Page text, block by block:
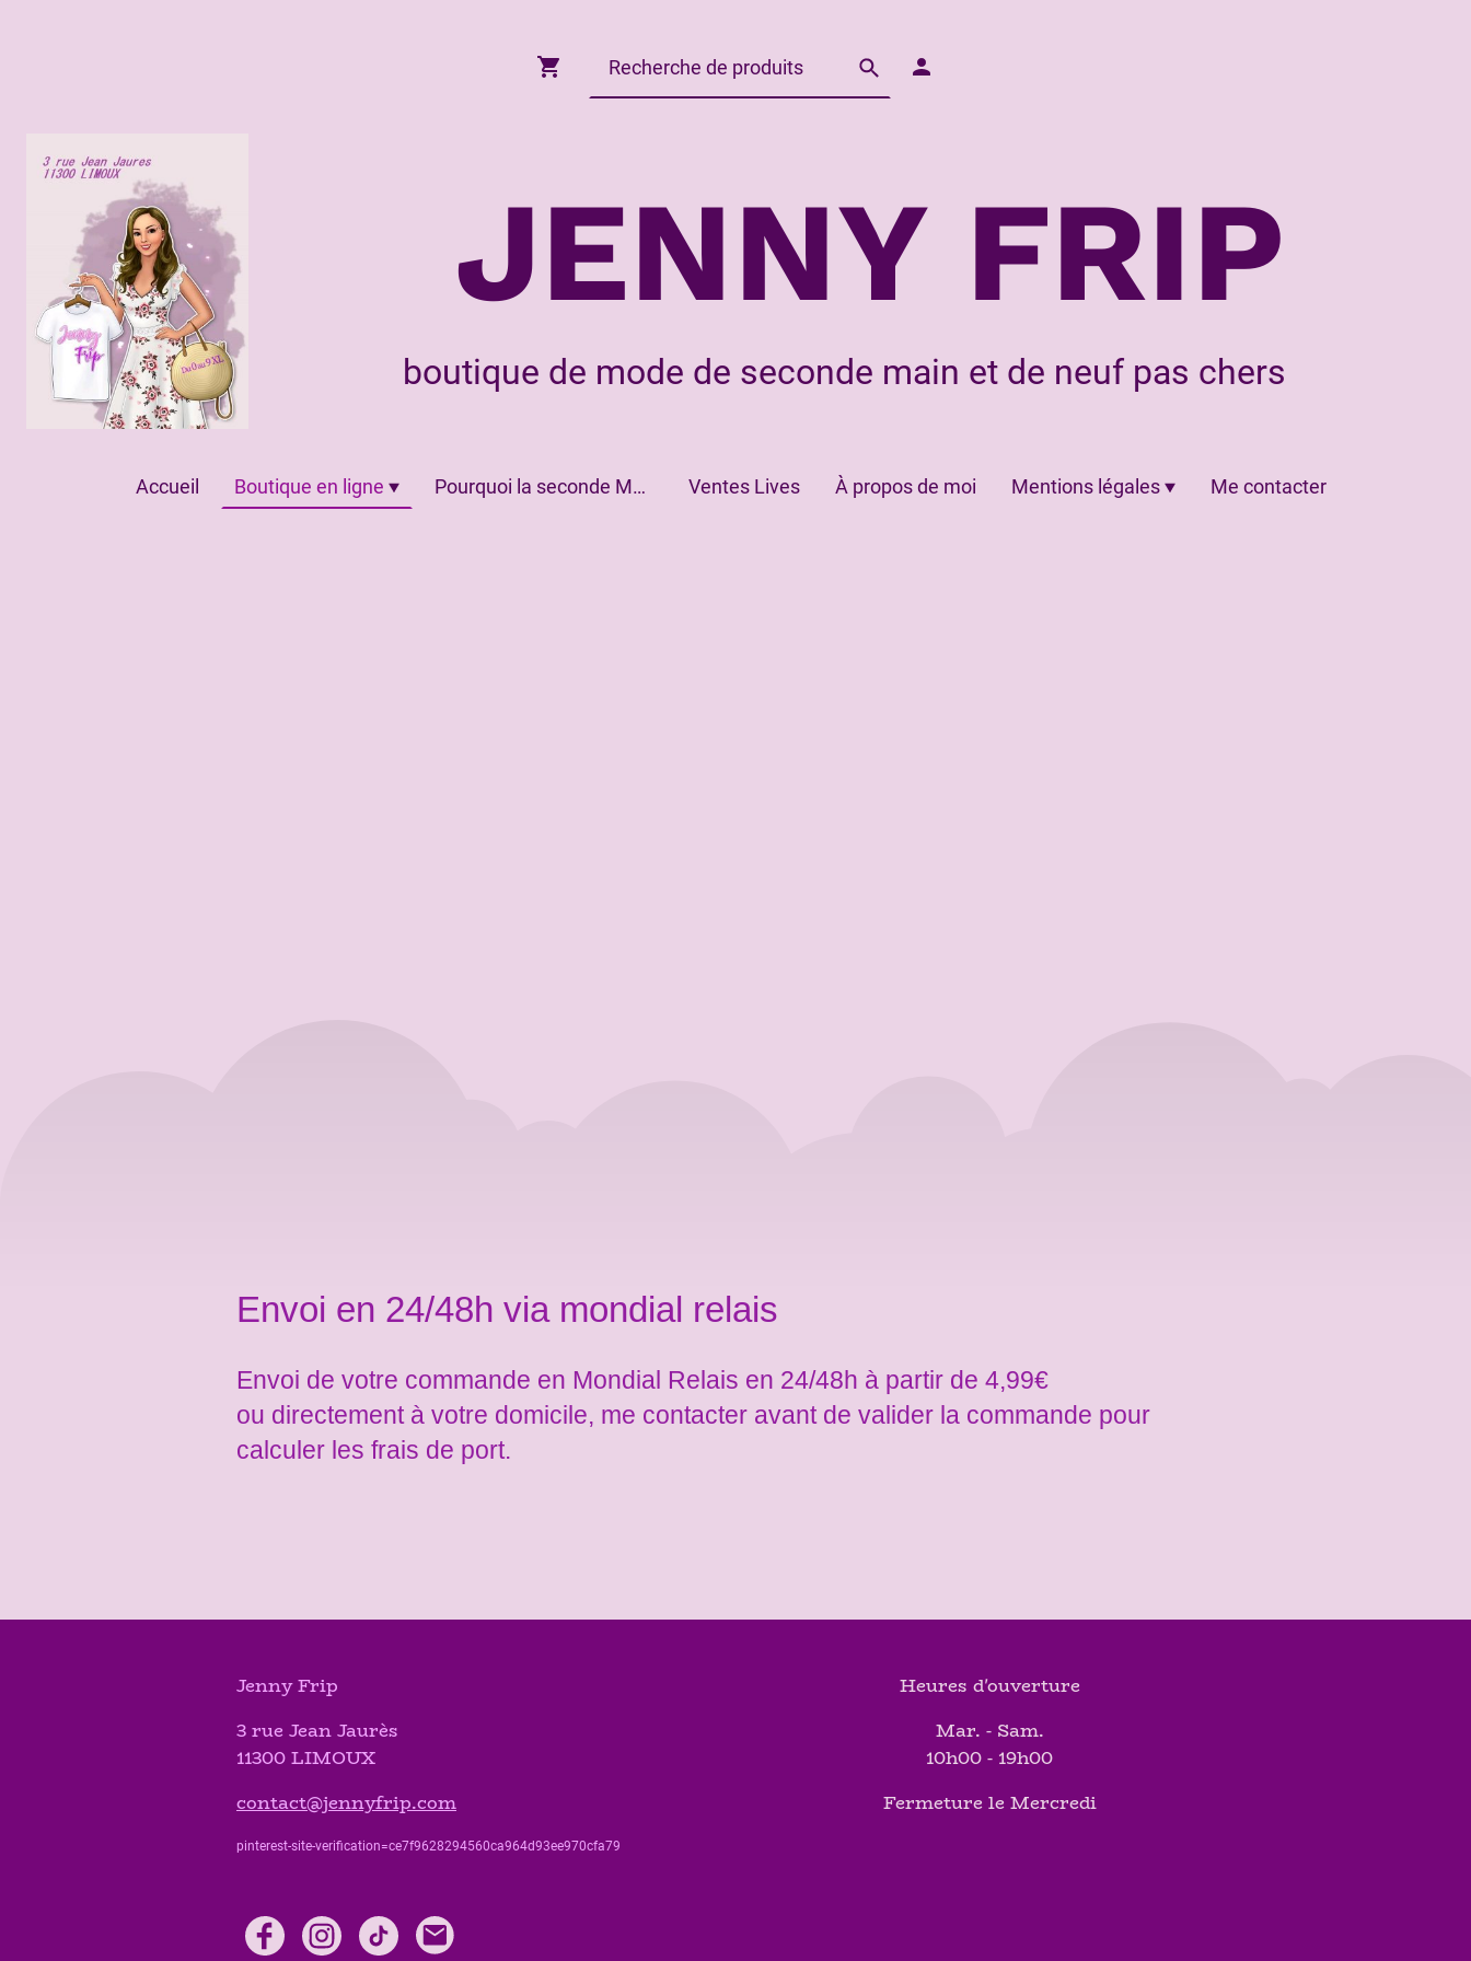
JENNY FRIP
boutique de mode de seconde main et de neuf pas chers
Accueil Boutique en ligne Pourquoi la seconde Main? Ventes Lives À propos de moi Mentions légales Me contacter
Envoi en 24/48h via mondial relais
Envoi de votre commande en Mondial Relais en 24/48h à partir de 4,99€
ou directement à votre domicile, me contacter avant de valider la commande pour
calculer les frais de port.
Jenny Frip
3 rue Jean Jaurès
11300 LIMOUX
contact@jennyfrip.com
pinterest-site-verification=ce7f9628294560ca964d93ee970cfa79
Heures d'ouverture
Mar. - Sam.
10h00 - 19h00
Fermeture le Mercredi